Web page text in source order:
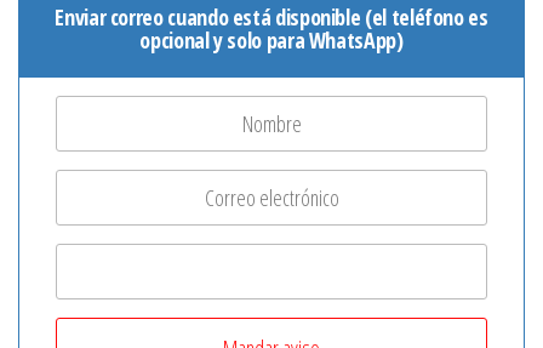
Enviar correo cuando está disponible (el teléfono es
opcional y solo para WhatsApp)